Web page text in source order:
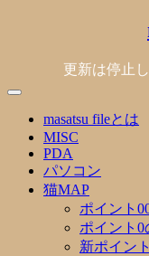
更新は停止
masatsu fileとは
MISC
PDA
パソコン
猫MAP
ポイント
ポイント0
新ポイン